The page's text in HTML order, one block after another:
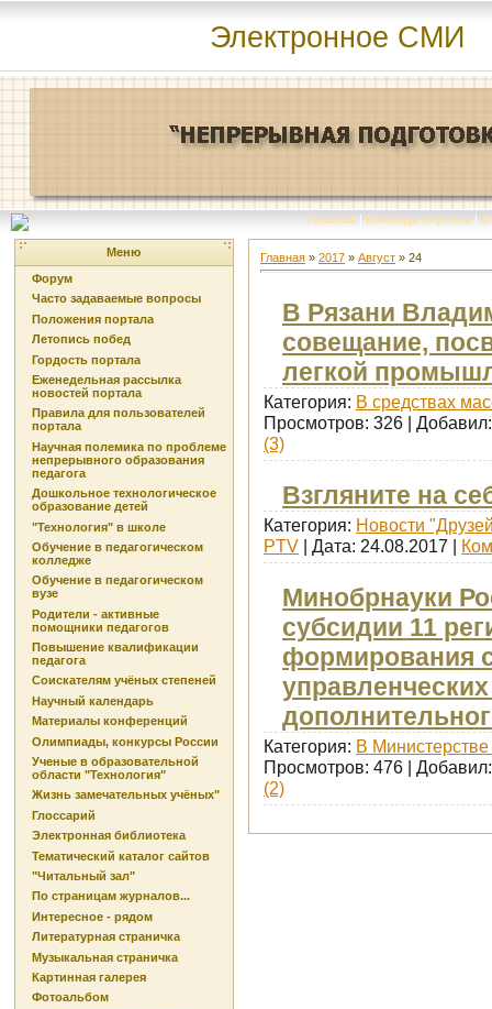
Электронное СМИ
Главная | Команда портала | О
Меню
Форум
Часто задаваемые вопросы
Положения портала
Летопись побед
Гордость портала
Еженедельная рассылка
новостей портала
Правила для пользователей
портала
Научная полемика по проблеме
непрерывного образования
педагога
Дошкольное технологическое
образование детей
"Технология" в школе
Обучение в педагогическом
колледже
Обучение в педагогическом
вузе
Родители - активные
помощники педагогов
Повышение квалификации
педагога
Соискателям учёных степеней
Научный календарь
Материалы конференций
Олимпиады, конкурсы России
Ученые в образовательной
области "Технология"
Жизнь замечательных учёных"
Глоссарий
Электронная библиотека
Тематический каталог сайтов
"Читальный зал"
По страницам журналов...
Интересное - рядом
Литературная страничка
Музыкальная страничка
Картинная галерея
Фотоальбом
Главная » 2017 » Август » 24
В Рязани
совещание,
легкой
Категория: В средствах
Просмотров: 326 |
(3)
Взгляните на
Категория: Новости
PTV | Дата: 24.08.2017
Минобрнауки
субсидии 11
формирования
Категория: В
Просмотров: 476 |
(2)